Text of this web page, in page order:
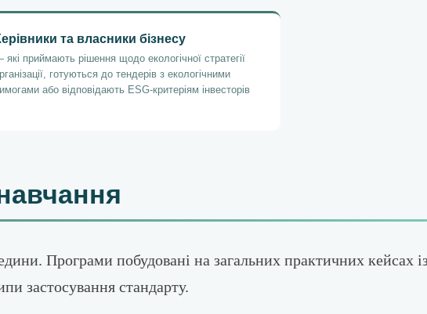
та власники бізнесу
приймають рішення щодо екологічної стратегії
готуються до тендерів з екологічними
або відповідають ESG-критеріям інвесторів
Програми побудовані на загальних практичних кейсах
застосування стандарту.